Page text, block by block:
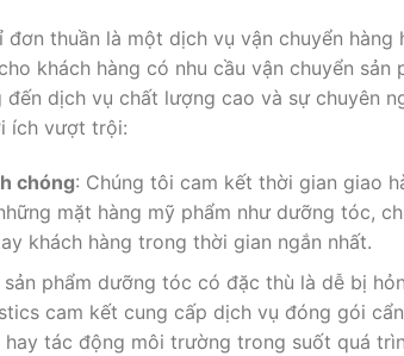
đơn thuần là một dịch vụ vận chuyển hàng
khách hàng có nhu cầu vận chuyển
dịch vụ chất lượng cao và sự chuyên
ích vượt trội:
chóng: Chúng tôi cam kết thời gian giao
mặt hàng mỹ phẩm như dưỡng tóc,
khách hàng trong thời gian ngắn nhất.
sản phẩm dưỡng tóc có đặc thù là dễ bị
cam kết cung cấp dịch vụ đóng gói
tác động môi trường trong suốt quá